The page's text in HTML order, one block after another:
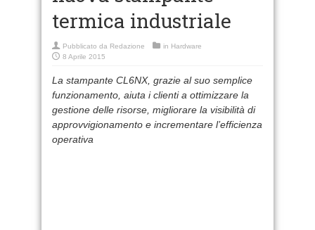
termica industriale
Pubblicato da Redazione in Hardware
8 Aprile 2015
La stampante CL6NX, grazie al suo semplice
funzionamento, aiuta i clienti a ottimizzare la
gestione delle risorse, migliorare la visibilità di
approvvigionamento e incrementare l’efficienza
operativa